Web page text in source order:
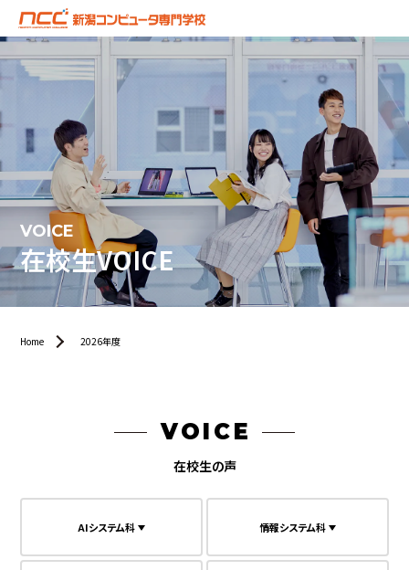
VOICE
在校生VOICE
Home 2026年度
VOICE
在校生の声
AIシステム科 情報システム科